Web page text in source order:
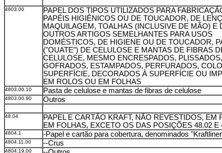
4803.00
PAPEL DOS TIPOS UTILIZADOS PARA
PAPÉIS HIGIÊNICOS OU DE TOUCADOR, DE
MAQUILAGEM, TOALHAS (INCLUSIVE DE MÃO) E
OUTROS ARTIGOS SEMELHANTES PARA USOS
DOMÉSTICOS, DE HIGIENE OU DE TOUCADOR,
("OUATE") DE CELULOSE E MANTAS DE FIBRAS
CELULOSE, MESMO ENCRESPADOS, PLISSADOS,
GOFRADOS, ESTAMPADOS, PERFURADOS,
SUPERFÍCIE, DECORADOS À SUPERFÍCIE OU
EM ROLOS OU EM FOLHAS
4803.00.10 Pasta de celulose e mantas de fibras de celulose
4803.00.90 Outros
48.04
PAPEL E CARTÃO KRAFT, NÃO REVESTIDOS, EM
EM FOLHAS, EXCETO OS DAS POSIÇÕES 48.02 E
4804.1 -Papel e cartão para cobertura, denominados
4804.11.00 --Crus
4804.19.00